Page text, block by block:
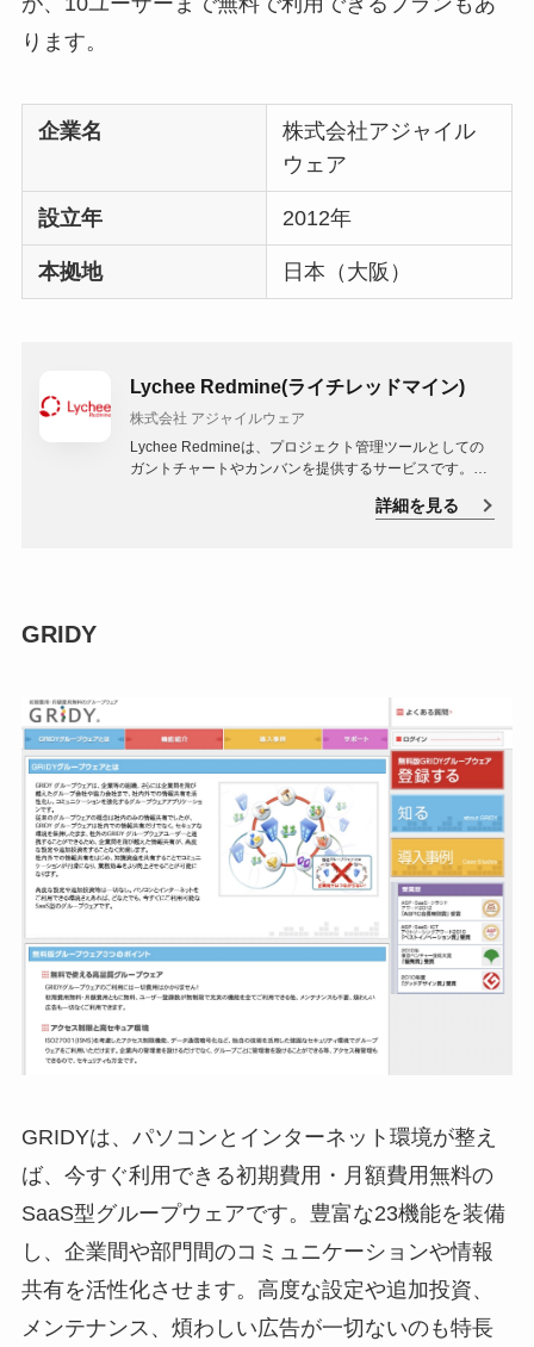
ります。
企業名
株式会社アジャイル
ウェア
設立年 2012年
本拠地 日本（大阪）
Lychee Redmine(ライチレッドマイン)
株式会社 アジャイルウェア
Lychee Redmineは、プロジェクト管理ツールとしての
ガントチャートやカンバンを提供するサービスです。ビ
ミュニケーションを効率的に行うための機能が豊富に備
詳細を見る
GRIDY
GRIDYは、パソコンとインターネット環境が整え
ば、今すぐ利用できる初期費用・月額費用無料の
SaaS型グループウェアです。豊富な23機能を装備
し、企業間や部門間のコミュニケーションや情報
共有を活性化させます。高度な設定や追加投資、
メンテナンス、煩わしい広告が一切ないのも特長